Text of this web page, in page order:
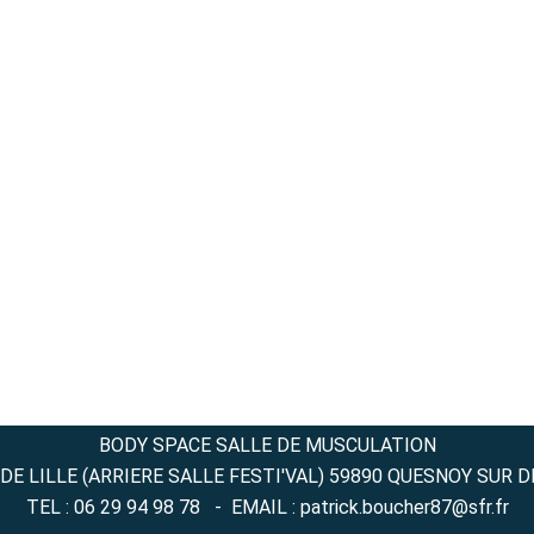
BODY SPACE SALLE DE MUSCULATION
LILLE (ARRIERE SALLE FESTI'VAL) 59890 QUESNOY SUR
TEL : 06 29 94 98 78 - EMAIL : patrick.boucher87@sfr.fr